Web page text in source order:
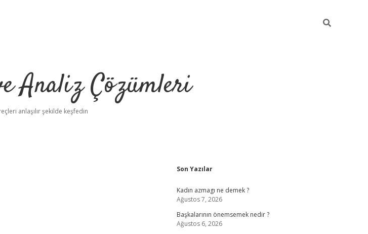
Analiz Çözümleri
anlaşılır şekilde keşfedin
Sidebar
Son Yazılar
Kadın azmagı ne demek ?
Ağustos 7, 2026
Başkalarının önemsemek nedir ?
Ağustos 6, 2026